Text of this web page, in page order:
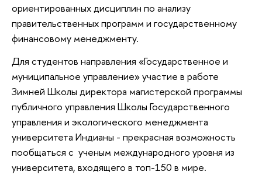
ориентированных дисциплин по анализу
правительственных программ и государственному
финансовому менеджменту.
Для студентов направления «Государственное и
муниципальное управление» участие в работе
Зимней Школы директора магистерской программы
публичного управления Школы Государственного
управления и экологического менеджмента
университета Индианы - прекрасная возможность
пообщаться с ученым международного уровня из
университета, входящего в топ-150 в мире.